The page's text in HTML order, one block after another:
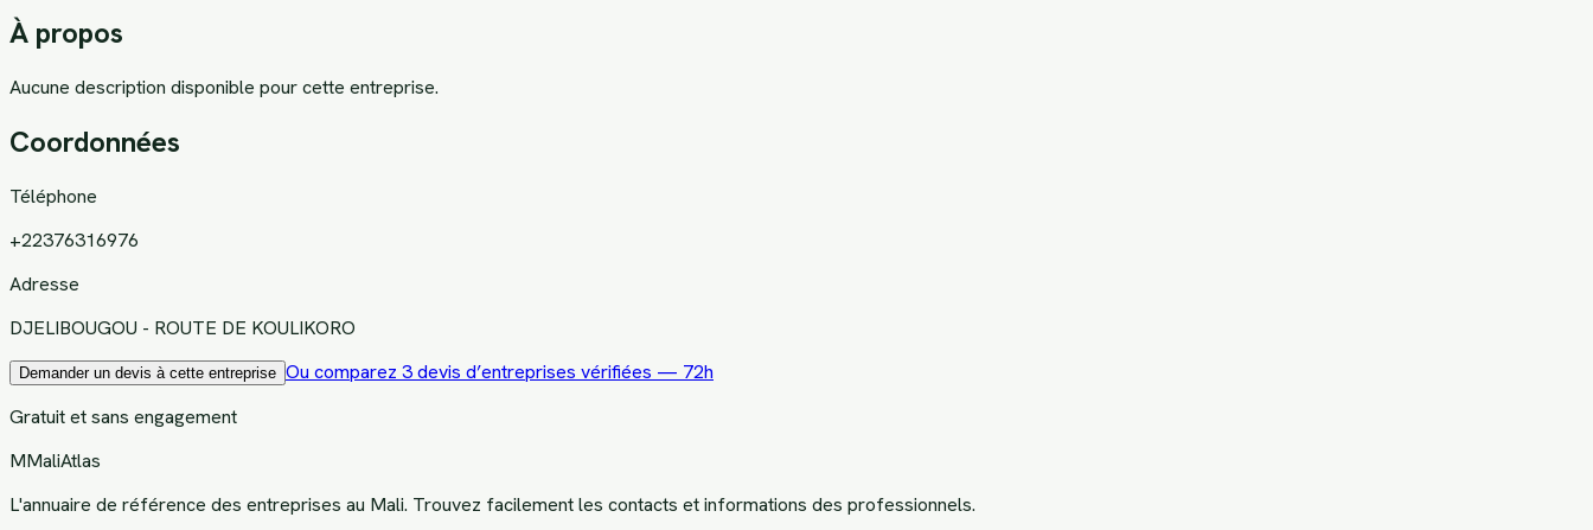
À propos
Aucune description disponible pour cette entreprise.
Coordonnées
Téléphone
+22376316976
Adresse
DJELIBOUGOU - ROUTE DE KOULIKORO
Demander un devis à cette entreprise Ou comparez 3 devis d’entreprises vérifiées — 72h
Gratuit et sans engagement
MMaliAtlas
L'annuaire de référence des entreprises au Mali. Trouvez facilement les contacts et informations des professionnels.